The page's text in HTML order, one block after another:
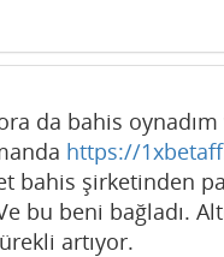
da bahis oynadım
https://
bahis şirketinden
bu beni bağladı.
artıyor.